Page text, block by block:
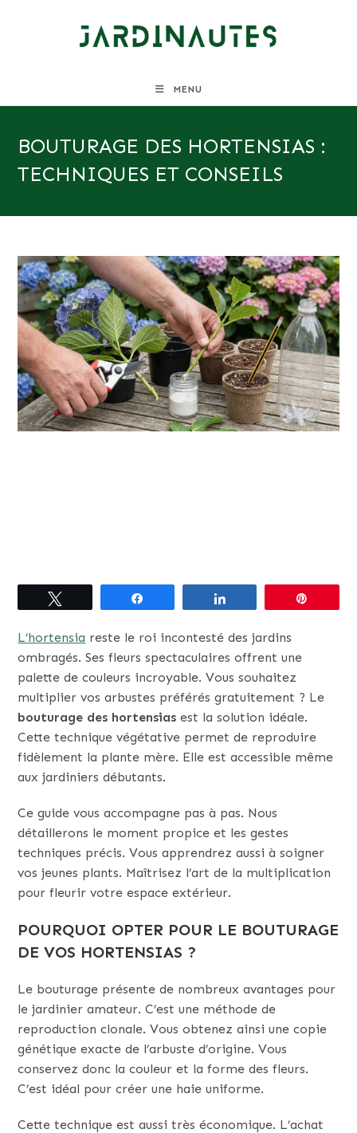
MENU
BOUTURAGE DES HORTENSIAS :
TECHNIQUES ET CONSEILS
L’hortensia reste le roi incontesté des jardins
ombragés. Ses fleurs spectaculaires offrent une
palette de couleurs incroyable. Vous souhaitez
multiplier vos arbustes préférés gratuitement ? Le
bouturage des hortensias est la solution idéale.
Cette technique végétative permet de reproduire
fidèlement la plante mère. Elle est accessible même
aux jardiniers débutants.
Ce guide vous accompagne pas à pas. Nous
détaillerons le moment propice et les gestes
techniques précis. Vous apprendrez aussi à soigner
vos jeunes plants. Maîtrisez l’art de la multiplication
pour fleurir votre espace extérieur.
POURQUOI OPTER POUR LE BOUTURAGE
DE VOS HORTENSIAS ?
Le bouturage présente de nombreux avantages pour
le jardinier amateur. C’est une méthode de
reproduction clonale. Vous obtenez ainsi une copie
génétique exacte de l’arbuste d’origine. Vous
conservez donc la couleur et la forme des fleurs.
C’est idéal pour créer une haie uniforme.
Cette technique est aussi très économique. L’achat